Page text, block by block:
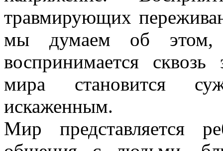
травмирующих
мы думаем об
воспринимается
мира становится
искаженным.
Мир представляется